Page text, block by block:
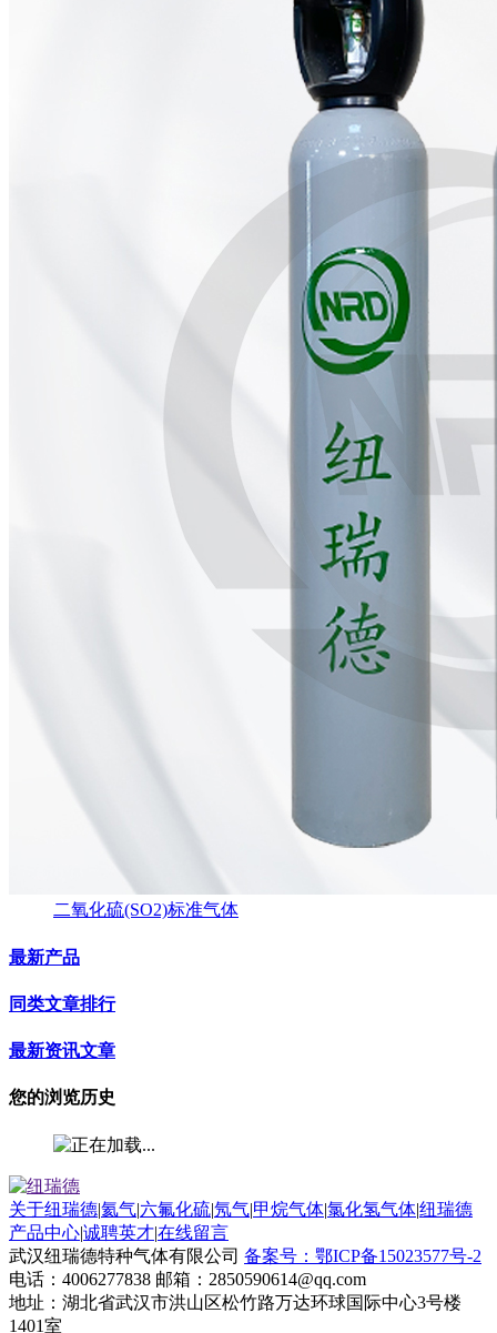
二氧化硫(SO2)标准气体
最新产品
同类文章排行
最新资讯文章
您的浏览历史
关于纽瑞德|氦气|六氟化硫|氖气|甲烷气体|氯化氢气体|纽瑞德
产品中心|诚聘英才|在线留言
武汉纽瑞德特种气体有限公司 备案号：鄂ICP备15023577号-2
电话：4006277838 邮箱：2850590614@qq.com
地址：湖北省武汉市洪山区松竹路万达环球国际中心3号楼
1401室